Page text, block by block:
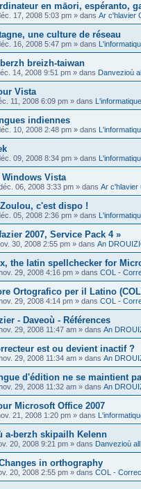
en māori, espéranto,
17, 2008 5:03 pm » dans Ar c'hlavier
une culture de réseau
16, 2008 5:47 pm » dans
breizh-taiwan
14, 2008 9:51 pm » dans Danvezioù
Vista
11, 2008 6:09 pm » dans
indiennes
10, 2008 2:48 pm » dans
09, 2008 8:34 pm » dans
Windows Vista
06, 2008 3:33 pm » dans Ar c'hlavier
c'est dispo !
05, 2008 2:36 pm » dans
2007, Service Pack 4 »
30, 2008 2:55 pm » dans An
the latin spellchecker for
29, 2008 4:16 pm » dans COL -
Ortografico per il Latino
29, 2008 4:14 pm » dans COL -
- Daveoù - Références
29, 2008 11:47 am » dans An
est ou devient inactif ?
29, 2008 11:34 am » dans An
d'édition ne se maintient
29, 2008 11:32 am » dans An
Microsoft Office 2007
21, 2008 1:20 pm » dans
a-berzh skipailh Kelenn
20, 2008 9:21 pm » dans Danvezioù
in orthography
20, 2008 2:55 pm » dans COL -